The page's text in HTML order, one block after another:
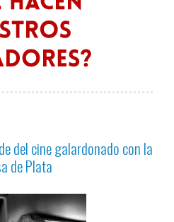
del cine galardonado con la
de Plata